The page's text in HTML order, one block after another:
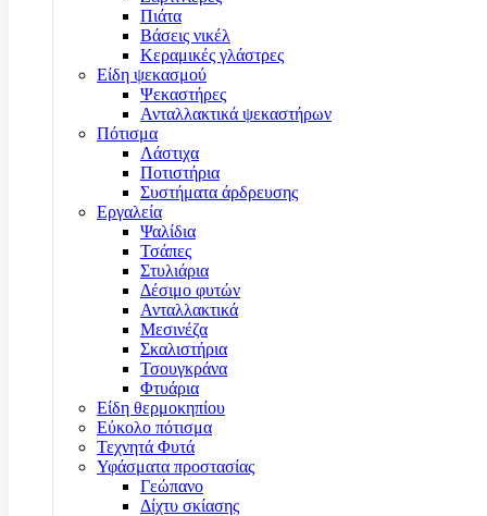
Πιάτα
Βάσεις νικέλ
Κεραμικές γλάστρες
Είδη ψεκασμού
Ψεκαστήρες
Ανταλλακτικά ψεκαστήρων
Πότισμα
Λάστιχα
Ποτιστήρια
Συστήματα άρδρευσης
Εργαλεία
Ψαλίδια
Τσάπες
Στυλιάρια
Δέσιμο φυτών
Ανταλλακτικά
Μεσινέζα
Σκαλιστήρια
Τσουγκράνα
Φτυάρια
Είδη θερμοκηπίου
Εύκολο πότισμα
Τεχνητά Φυτά
Υφάσματα προστασίας
Γεώπανο
Δίχτυ σκίασης